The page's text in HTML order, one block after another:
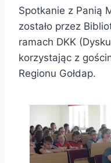
Spotkanie z Panią
zostało przez
ramach DKK
korzystając z
Regionu Gołdap.